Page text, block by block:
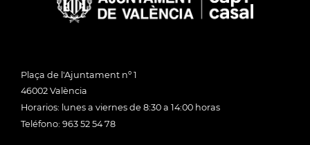
Plaça de l'Ajuntament nº 1
46002 València
Horarios: lunes a viernes de 8:30 a 14:00 horas
Teléfono: 963 52 54 78